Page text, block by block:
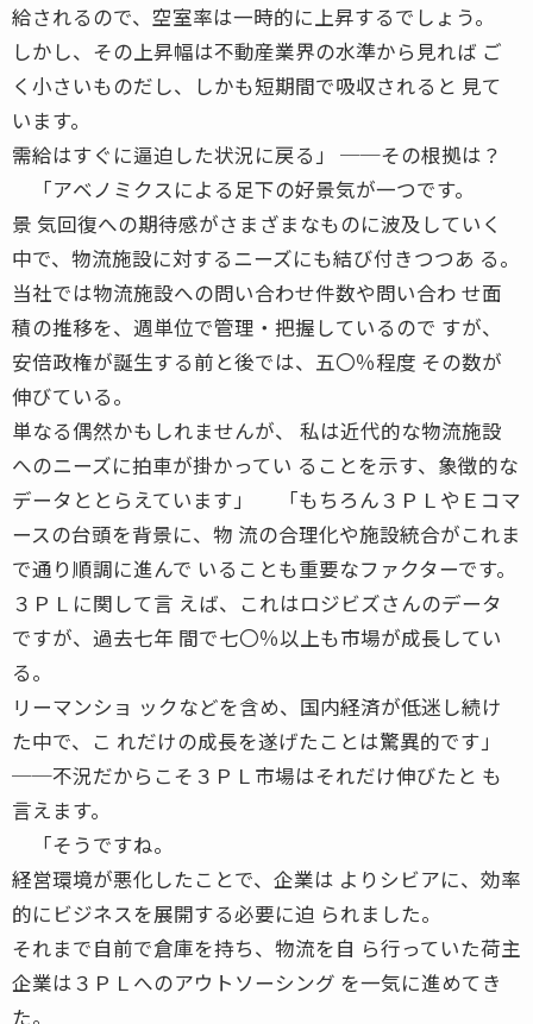
給されるので、空室率は一時的に上昇するでしょう。
しかし、その上昇幅は不動産業界の水準から見れば ご
く小さいものだし、しかも短期間で吸収されると 見て
います。
需給はすぐに逼迫した状況に戻る」 ──その根拠は？
「アベノミクスによる足下の好景気が一つです。
景 気回復への期待感がさまざまなものに波及していく
中で、物流施設に対するニーズにも結び付きつつあ る。
当社では物流施設への問い合わせ件数や問い合わ せ面
積の推移を、週単位で管理・把握しているので すが、
安倍政権が誕生する前と後では、五〇％程度 その数が
伸びている。
単なる偶然かもしれませんが、 私は近代的な物流施設
へのニーズに拍車が掛かってい ることを示す、象徴的な
データととらえています」 「もちろん３ＰＬやＥコマ
ースの台頭を背景に、物 流の合理化や施設統合がこれま
で通り順調に進んで いることも重要なファクターです。
３ＰＬに関して言 えば、これはロジビズさんのデータ
ですが、過去七年 間で七〇％以上も市場が成長してい
る。
リーマンショ ックなどを含め、国内経済が低迷し続け
た中で、こ れだけの成長を遂げたことは驚異的です」
──不況だからこそ３ＰＬ市場はそれだけ伸びたと も
言えます。
「そうですね。
経営環境が悪化したことで、企業は よりシビアに、効率
的にビジネスを展開する必要に迫 られました。
それまで自前で倉庫を持ち、物流を自 ら行っていた荷主
企業は３ＰＬへのアウトソーシング を一気に進めてき
た。